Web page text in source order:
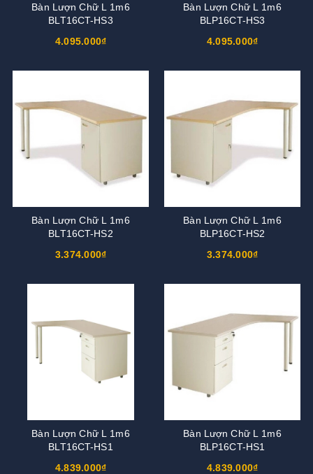
Bàn Lượn Chữ L 1m6
BLT16CT-HS3
4.095.000₫
Bàn Lượn Chữ L 1m6
BLP16CT-HS3
4.095.000₫
Bàn Lượn Chữ L 1m6
BLT16CT-HS2
3.374.000₫
Bàn Lượn Chữ L 1m6
BLP16CT-HS2
3.374.000₫
Bàn Lượn Chữ L 1m6
BLT16CT-HS1
4.839.000₫
Bàn Lượn Chữ L 1m6
BLP16CT-HS1
4.839.000₫